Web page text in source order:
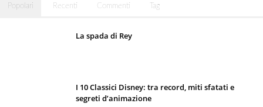
Popolari Recenti Commenti Tag
La spada di Rey
I 10 Classici Disney: tra record, miti sfatati e
segreti d’animazione